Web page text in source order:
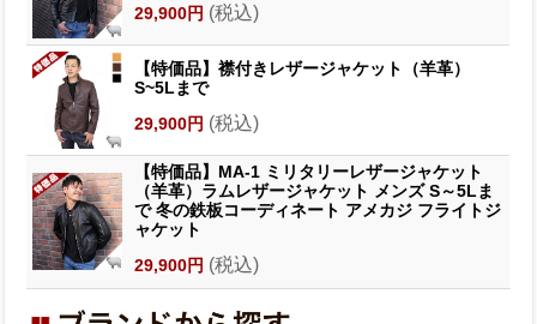
29,900円 (税込)
【特価品】襟付きレザージャケット（羊革）
S~5Lまで
29,900円 (税込)
【特価品】MA-1 ミリタリーレザージャケット
（羊革）ラムレザージャケット メンズ S～5Lま
で 冬の鉄板コーディネート アメカジ フライトジ
ャケット
29,900円 (税込)